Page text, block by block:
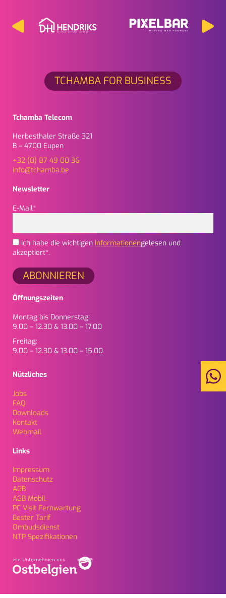
TCHAMBA FOR BUSINESS
Tchamba Telecom
Herbesthaler Straße 321
B – 4700 Eupen
+32 (0) 87 49 00 36
info@tchamba.be
Newsletter
E-Mail*
Ich habe die wichtigen Informationengelesen und
akzeptiert*.
Öffnungszeiten
Montag bis Donnerstag:
9.00 – 12.30 & 13.00 – 17.00
Freitag:
9.00 – 12.30 & 13.00 – 15.00
Nützliches
Jobs
FAQ
Downloads
Kontakt
Webmail
Links
Impressum
Daten­schutz
AGB
AGB Mobil
PC Visit Fernwartung
Bester Tarif
Ombudsdienst
NTP Spezifikationen